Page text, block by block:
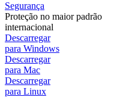
Segurança
Proteção no maior padrão
internacional
Descarregar
para Windows
Descarregar
para Mac
Descarregar
para Linux